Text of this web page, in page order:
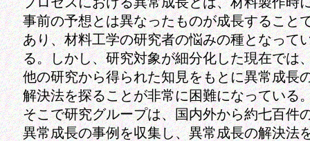
事前の予想とは異なったものが成長すること
あり、材料工学の研究者の悩みの種となって
る。しかし、研究対象が細分化した現在では
他の研究から得られた知見をもとに異常成長
解決法を探ることが非常に困難になっている
そこで研究グループは、国内外から約七百件
異常成長の事例を収集し、異常成長の解決法